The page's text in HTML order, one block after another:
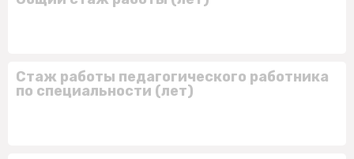
Стаж работы педагогического работника
по специальности (лет)